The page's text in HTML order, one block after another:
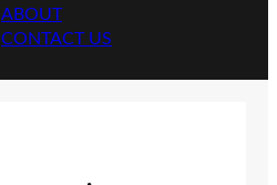
ABOUT
CONTACT US